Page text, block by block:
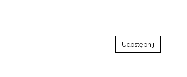
Udostępnij